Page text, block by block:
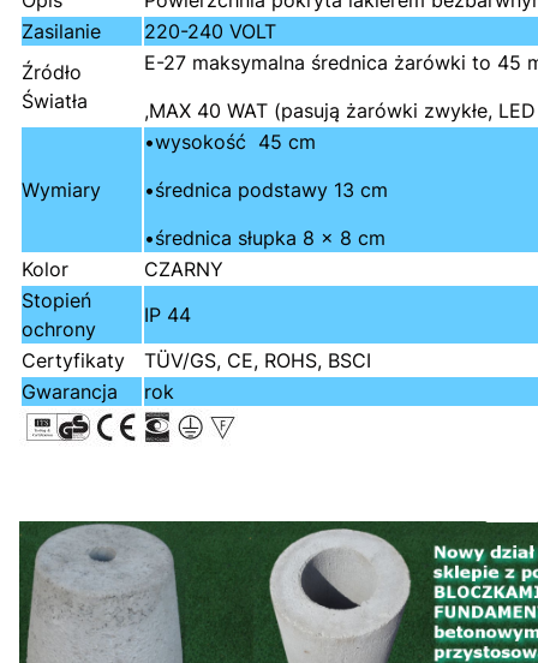
Zasilanie
220-240 VOLT
Źródło
Światła
E-27 maksymalna średnica żarówki to 45
,MAX 40 WAT (pasują żarówki zwykłe,
Wymiary
•wysokość 45 cm
•średnica podstawy 13 cm
•średnica słupka 8 x 8 cm
Kolor
CZARNY
Stopień
ochrony
IP 44
Certyfikaty
TÜV/GS, CE, ROHS, BSCI
Gwarancja
rok